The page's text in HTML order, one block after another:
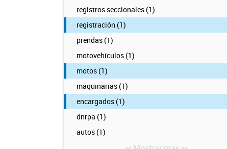
registros seccionales (1)
registración (1)
prendas (1)
motovehículos (1)
motos (1)
maquinarias (1)
encargados (1)
dnrpa (1)
autos (1)